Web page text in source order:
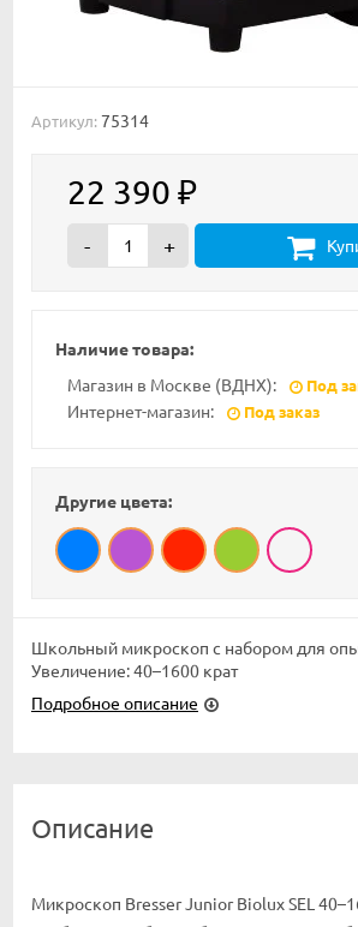
Артикул: 75314
22 390 ₽
- +
Наличие товара:
Магазин в Москве (ВДНХ):
Под
Интернет-магазин: Под заказ
Другие цвета:
Школьный микроскоп с набором для
Увеличение: 40–1600 крат
Подробное описание
Описание
Микроскоп Bresser Junior Biolux SEL